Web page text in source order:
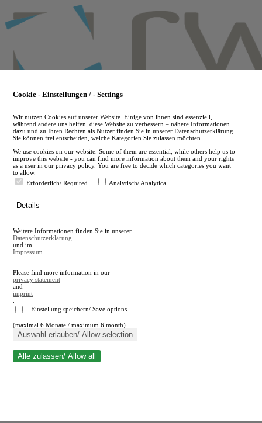
to
main
en
A
A
Suche schließen
Cookie - Einstellungen / - Settings
Wir nutzen Cookies auf unserer Website. Einige von ihnen sind essenziell,
während andere uns helfen, diese Website zu verbessern – nähere Informationen
dazu und zu Ihren Rechten als Nutzer finden Sie in unserer Datenschutzerklärung.
Sie können frei entscheiden, welche Kategorien Sie zulassen möchten.
We use cookies on our website. Some of them are essential, while others help us to
improve this website - you can find more information about them and your rights
as a user in our privacy policy. You are free to decide which categories you want
to allow.
Erforderlich/ Required
Analytisch/ Analytical
Details
Weitere Informationen finden Sie in unserer
Datenschutzerklärung
und im
Impressum
Please find more information in our
privacy statement
and
imprint
Einstellung speichern/ Save options
(maximal 6 Monate / maximum 6 month)
Auswahl erlauben/ Allow selection
Alle zulassen/ Allow all